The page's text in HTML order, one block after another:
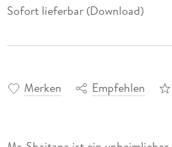
Sofort lieferbar (Download)
Merken Empfehlen